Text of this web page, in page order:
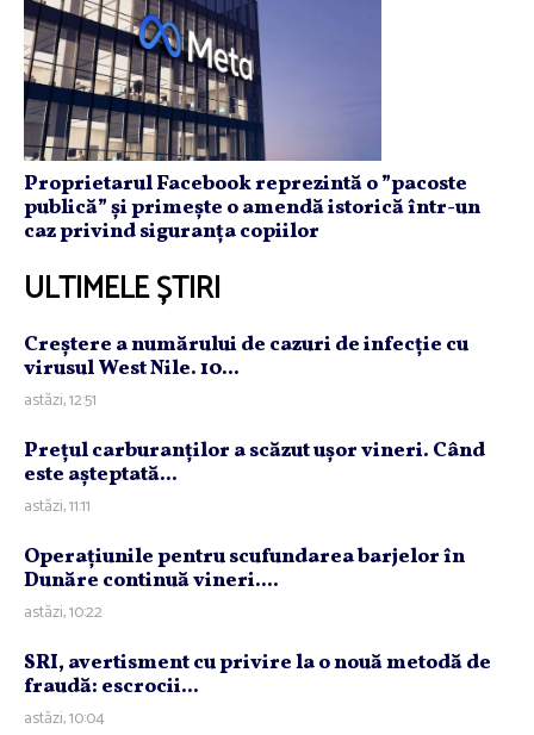
Proprietarul Facebook reprezintă o ”pacoste
publică” și primește o amendă istorică într-un
caz privind siguranța copiilor
ULTIMELE ȘTIRI
Creştere a numărului de cazuri de infecţie cu
virusul West Nile. 10...
astăzi, 12:51
Preţul carburanţilor a scăzut uşor vineri. Când
este aşteptată...
astăzi, 11:11
Operaţiunile pentru scufundarea barjelor în
Dunăre continuă vineri....
astăzi, 10:22
SRI, avertisment cu privire la o nouă metodă de
fraudă: escrocii...
astăzi, 10:04